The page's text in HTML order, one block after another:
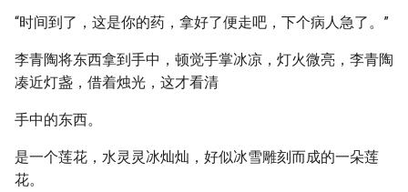
“时间到了，这是你的药，拿好了便走吧，下个病人急了。”
李青陶将东西拿到手中，顿觉手掌冰凉，灯火微亮，李青陶
凑近灯盏，借着烛光，这才看清
手中的东西。
是一个莲花，水灵灵冰灿灿，好似冰雪雕刻而成的一朵莲
花。